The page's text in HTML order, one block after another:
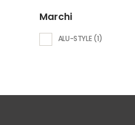
Marchi
ALU-STYLE (1)